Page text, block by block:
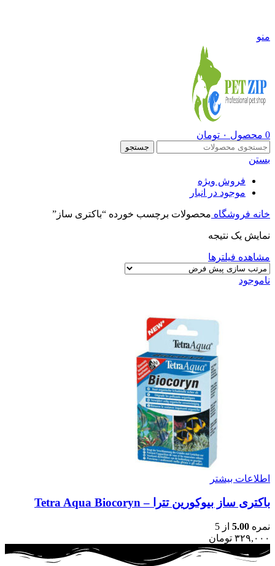
منو
0 محصول ۰ تومان
جستجو
بستن
فروش ویژه
موجود در انبار
خانه فروشگاه محصولات برچسب خورده “باکتری ساز”
نمایش یک نتیجه
مشاهده فیلترها
ناموجود
اطلاعات بیشتر
باکتری ساز بیوکورین تترا – Tetra Aqua Biocoryn
نمره 5.00 از 5
۳۲۹,۰۰۰ تومان